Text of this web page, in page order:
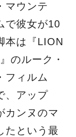
マウンテ
で彼女が10
本は『LION
のルーク・
フィルム
、アップ
カンヌのマ
たという最